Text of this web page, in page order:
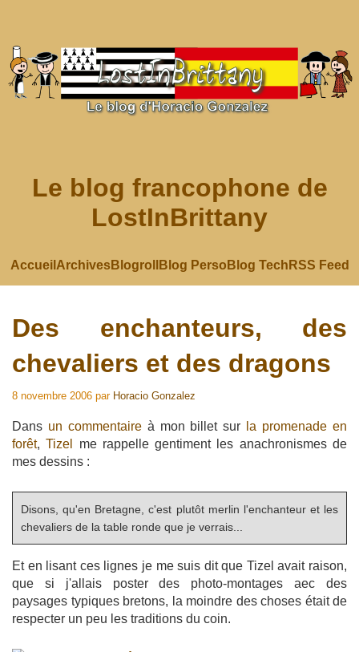
Le blog francophone de
LostInBrittany
Accueil ArchivesBlogroll Blog Perso Blog Tech RSS Feed
Des enchanteurs, des
chevaliers et des dragons
8 novembre 2006 par Horacio Gonzalez
Dans un commentaireà mon billet sur
la promenade en
forêt,Tizel
me rappelle gentiment les anachronismes de
mes dessins :
Disons, qu'en Bretagne, c'est plutôt merlin l'enchanteur et les
chevaliers de la table ronde que je verrais...
Et en lisant ces lignes je me suis dit que Tizel avait raison,
que si j'allais poster des photo-montages aec des
paysages typiques bretons, la moindre des choses était de
respecter un peu les traditions du coin.